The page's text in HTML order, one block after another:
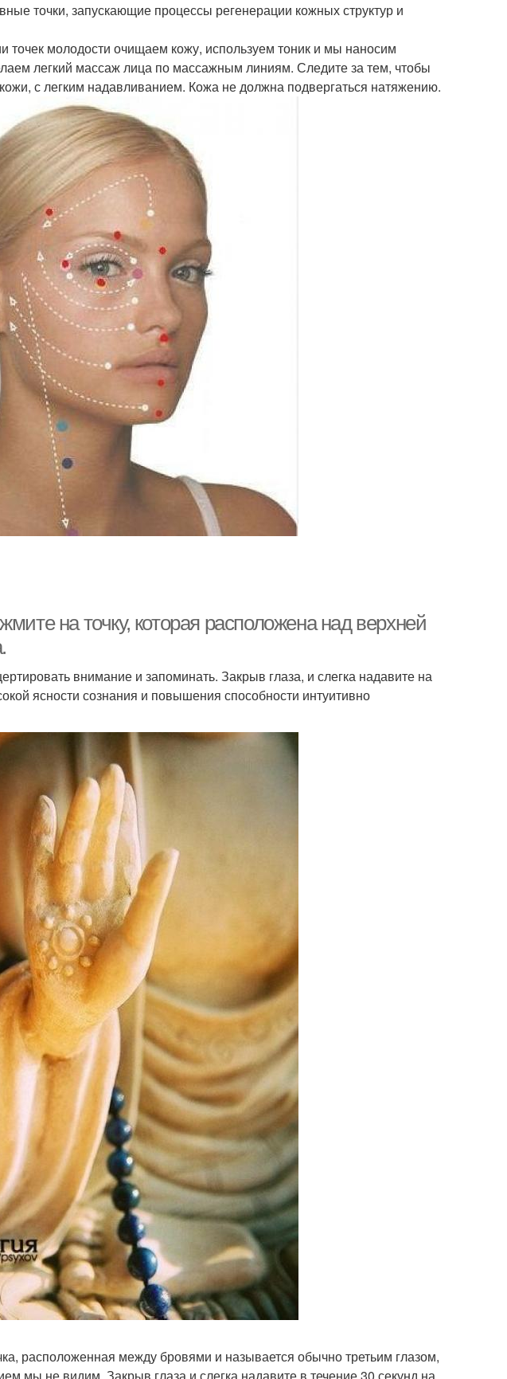
точки, запускающие процессы регенерации кожных структур и
точек молодости очищаем кожу, используем тоник и мы наносим
легкий массаж лица по массажным линиям. Следите за тем, чтобы
с легким надавливанием. Кожа не должна подвергаться натяжению.
на точку, которая расположена над верхней
внимание и запоминать. Закрыв глаза, и слегка надавите на
ясности сознания и повышения способности интуитивно
расположенная между бровями и называется обычно третьим глазом,